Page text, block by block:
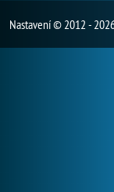
Nastavení© 2012 -